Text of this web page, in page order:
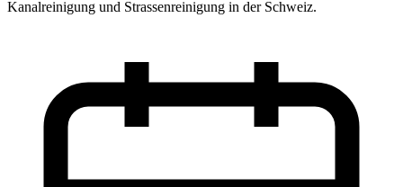
Kanalreinigung und Strassenreinigung in der Schweiz.